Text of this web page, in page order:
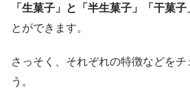
「生菓子」と「半生菓子」「干菓子
とができます。
さっそく、それぞれの特徴などをチ
う。